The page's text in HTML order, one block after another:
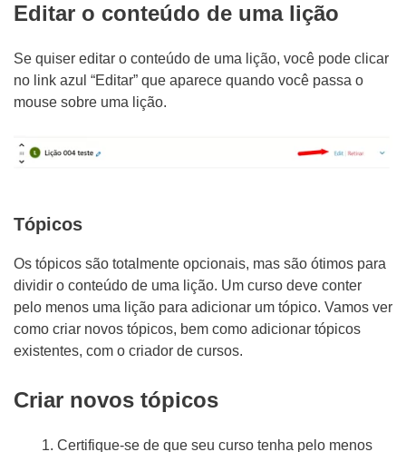
Editar o conteúdo de uma lição
Se quiser editar o conteúdo de uma lição, você pode clicar
no link azul “Editar” que aparece quando você passa o
mouse sobre uma lição.
Tópicos
Os tópicos são totalmente opcionais, mas são ótimos para
dividir o conteúdo de uma lição. Um curso deve conter
pelo menos uma lição para adicionar um tópico. Vamos ver
como criar novos tópicos, bem como adicionar tópicos
existentes, com o criador de cursos.
Criar novos tópicos
Certifique-se de que seu curso tenha pelo menos